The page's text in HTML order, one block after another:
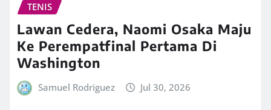
TENIS
Lawan Cedera, Naomi Osaka Maju
Ke Perempatfinal Pertama Di
Washington
Samuel Rodriguez Jul 30, 2026